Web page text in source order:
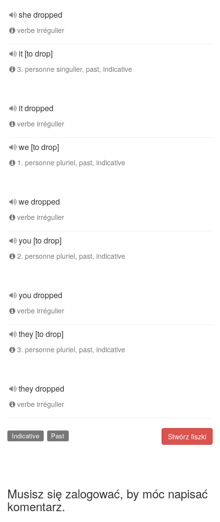
she dropped
verbe irrégulier
it [to drop]
3. personne singulier, past, indicative
it dropped
verbe irrégulier
we [to drop]
1. personne pluriel, past, indicative
we dropped
verbe irrégulier
you [to drop]
2. personne pluriel, past, indicative
you dropped
verbe irrégulier
they [to drop]
3. personne pluriel, past, indicative
they dropped
verbe irrégulier
Stwórz fiszki
Indicative Past
Musisz się zalogować, by móc napisać
komentarz.